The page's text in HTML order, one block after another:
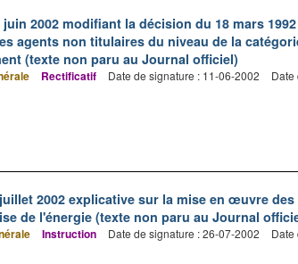
2002 modifiant la décision du 18 mars
agents non titulaires du niveau de la
(texte non paru au Journal officiel)
Rectificatif Date de signature : 11-06-2002
Date
2002 explicative sur la mise en œuvre
de l'énergie (texte non paru au Journal
Instruction Date de signature : 26-07-2002
Date